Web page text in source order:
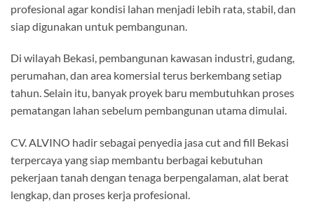
profesional agar kondisi lahan menjadi lebih rata, stabil, dan
siap digunakan untuk pembangunan.
Di wilayah Bekasi, pembangunan kawasan industri, gudang,
perumahan, dan area komersial terus berkembang setiap
tahun. Selain itu, banyak proyek baru membutuhkan proses
pematangan lahan sebelum pembangunan utama dimulai.
CV. ALVINO hadir sebagai penyedia jasa cut and fill Bekasi
terpercaya yang siap membantu berbagai kebutuhan
pekerjaan tanah dengan tenaga berpengalaman, alat berat
lengkap, dan proses kerja profesional.